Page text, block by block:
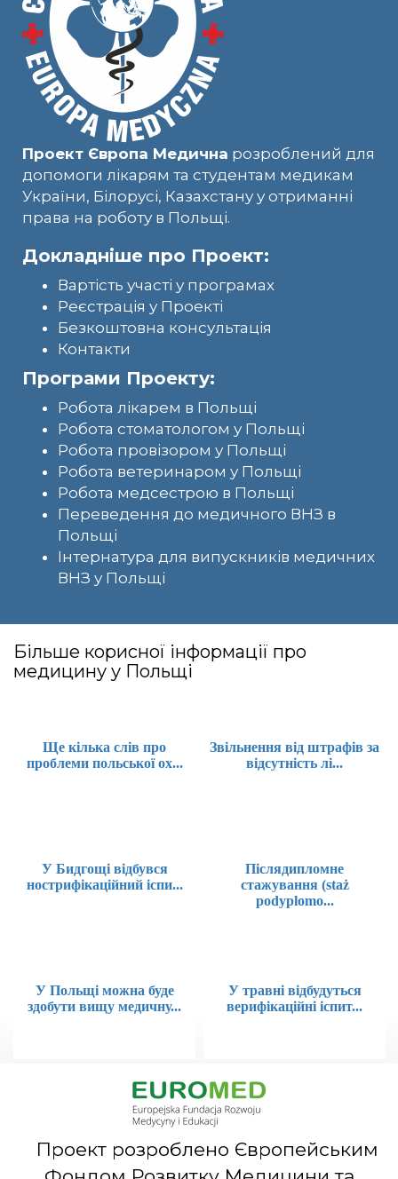
Проект Європа Медична розроблений для
допомоги лікарям та студентам медикам
України, Білорусі, Казахстану у отриманні
права на роботу в Польщі.
Докладніше про Проект:
Вартість участі у програмах
Реєстрація у Проекті
Безкоштовна консультація
Контакти
Програми Проекту:
Робота лікарем в Польщі
Робота стоматологом у Польщі
Робота провізором у Польщі
Робота ветеринаром у Польщі
Робота медсестрою в Польщі
Переведення до медичного ВНЗ в
Польщі
Інтернатура для випускників медичних
ВНЗ у Польщі
Більше корисної інформації про
медицину у Польщі
Ще кілька слів про
проблеми польської ох...
Звільнення від штрафів за
відсутність лі...
У Бидгощі відбувся
нострифікаційний іспи...
Післядипломне
стажування (staż
podyplomo...
У Польщі можна буде
здобути вищу медичну...
У травні відбудуться
верифікаційні іспит...
Проект розроблено Європейським